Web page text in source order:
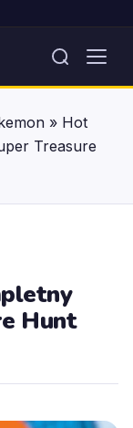
» Hot
Treasure
Hunt